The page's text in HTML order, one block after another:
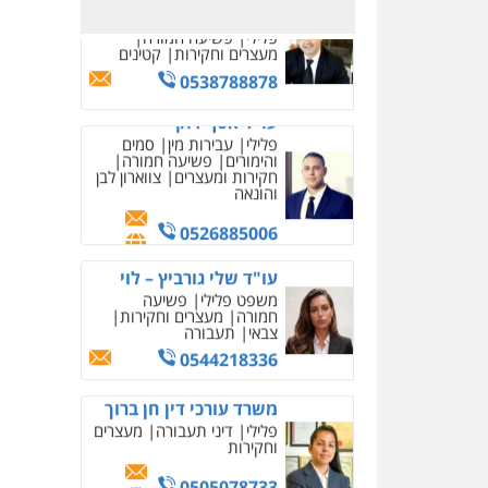
עו"ד שלי גורביץ – לוי
משפט פלילי פשיעה
חמורה מעצרים וחקירות
0544218336
משרד עורכי דין חן ברוך
מעצרים
וחקירות
0505078733
עו"ד קארין לגטיוי
פלילי פשיעה חמורה
מעצרים וחקירות
0507446995
משרד עורכי דין טאי